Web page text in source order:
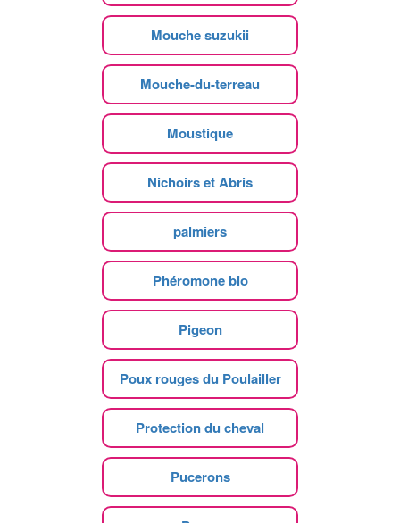
Mouche suzukii
Mouche-du-terreau
Moustique
Nichoirs et Abris
palmiers
Phéromone bio
Pigeon
Poux rouges du Poulailler
Protection du cheval
Pucerons